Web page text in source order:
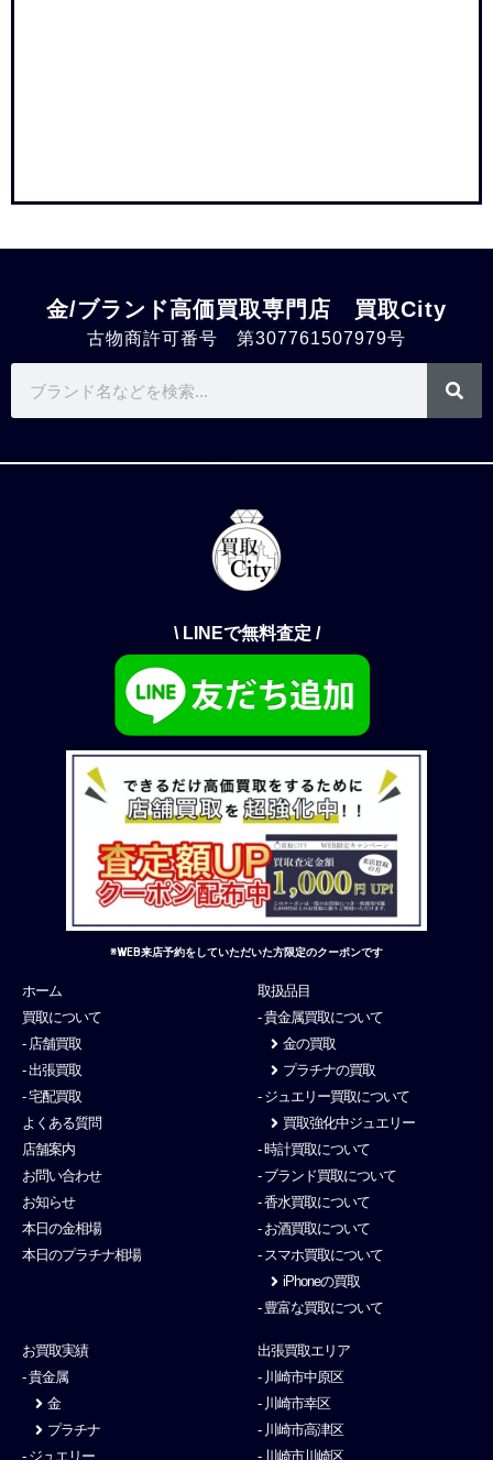
金/ブランド高価買取専門店 買取City
古物商許可番号 第307761507979号
\ LINEで無料査定 /
※WEB来店予約をしていただいた方限定のクーポンです
ホーム
買取について
- 店舗買取
- 出張買取
- 宅配買取
よくある質問
店舗案内
お問い合わせ
お知らせ
本日の金相場
本日のプラチナ相場
取扱品目
- 貴金属買取について
金の買取
プラチナの買取
- ジュエリー買取について
買取強化中ジュエリー
- 時計買取について
- ブランド買取について
- 香水買取について
- お酒買取について
- スマホ買取について
iPhoneの買取
- 豊富な買取について
お買取実績
- 貴金属
金
プラチナ
- ジュエリー
出張買取エリア
- 川崎市中原区
- 川崎市幸区
- 川崎市高津区
- 川崎市川崎区